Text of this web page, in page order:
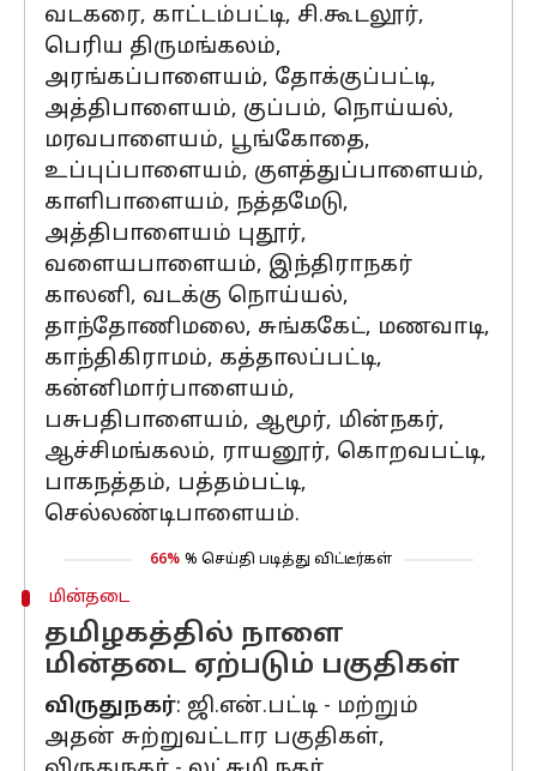
வடகரை, காட்டம்பட்டி, சி.கூடலூர்,
பெரிய திருமங்கலம்,
அரங்கப்பாளையம், தோக்குப்பட்டி,
அத்திபாளையம், குப்பம், நொய்யல்,
மரவபாளையம், பூங்கோதை,
உப்புப்பாளையம், குளத்துப்பாளையம்,
காளிபாளையம், நத்தமேடு,
அத்திபாளையம் புதூர்,
வளையபாளையம், இந்திராநகர்
காலனி, வடக்கு நொய்யல்,
தாந்தோணிமலை, சுங்ககேட், மணவாடி,
காந்திகிராமம், கத்தாலப்பட்டி,
கன்னிமார்பாளையம்,
பசுபதிபாளையம், ஆமூர், மின்நகர்,
ஆச்சிமங்கலம், ராயனூர், கொறவபட்டி,
பாகநத்தம், பத்தம்பட்டி,
செல்லண்டிபாளையம்.
66% % செய்தி படித்து விட்டீர்கள்
மின்தடை
தமிழகத்தில் நாளை
மின்தடை ஏற்படும் பகுதிகள்
விருதுநகர்: ஜி.என்.பட்டி - மற்றும்
அதன் சுற்றுவட்டார பகுதிகள்,